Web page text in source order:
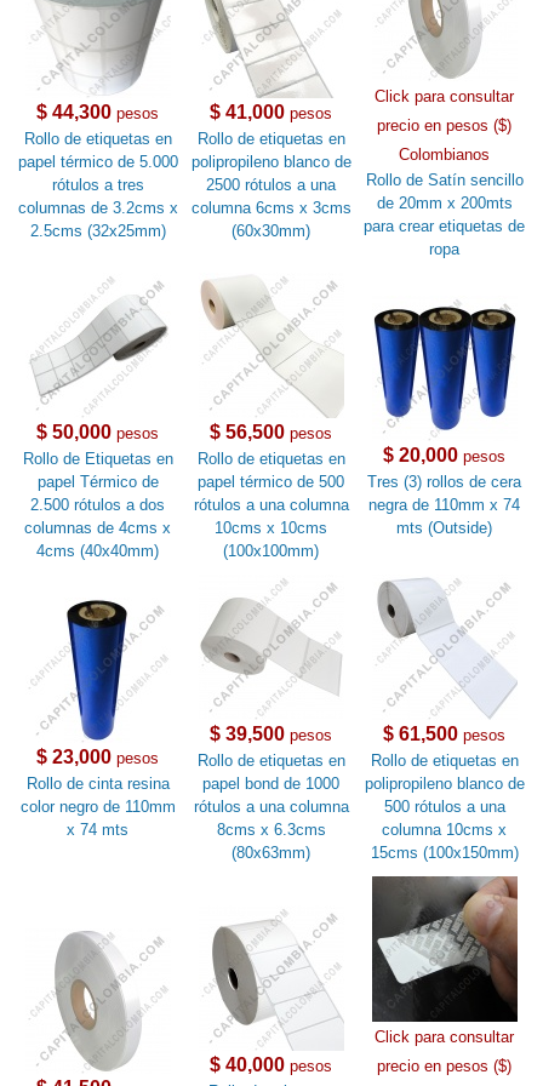
$ 44,300 pesos
Rollo de etiquetas en
papel térmico de 5.000
rótulos a tres
columnas de 3.2cms x
2.5cms (32x25mm)
$ 41,000 pesos
Rollo de etiquetas en
polipropileno blanco de
2500 rótulos a una
columna 6cms x 3cms
(60x30mm)
Click para consultar
precio en pesos ($)
Colombianos
Rollo de Satín sencillo
de 20mm x 200mts
para crear etiquetas de
ropa
$ 50,000 pesos
Rollo de Etiquetas en
papel Térmico de
2.500 rótulos a dos
columnas de 4cms x
4cms (40x40mm)
$ 56,500 pesos
Rollo de etiquetas en
papel térmico de 500
rótulos a una columna
10cms x 10cms
(100x100mm)
$ 20,000 pesos
Tres (3) rollos de cera
negra de 110mm x 74
mts (Outside)
$ 23,000 pesos
Rollo de cinta resina
color negro de 110mm
x 74 mts
$ 39,500 pesos
Rollo de etiquetas en
papel bond de 1000
rótulos a una columna
8cms x 6.3cms
(80x63mm)
$ 61,500 pesos
Rollo de etiquetas en
polipropileno blanco de
500 rótulos a una
columna 10cms x
15cms (100x150mm)
$ 40,000 pesos
Click para consultar
precio en pesos ($)